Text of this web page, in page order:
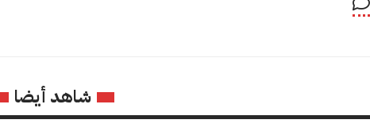
شاهد أيضا